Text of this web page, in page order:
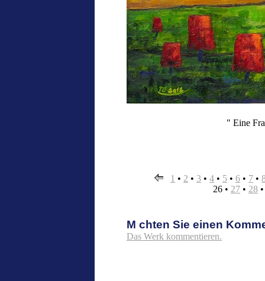
" Eine
1 • 2 • 3 • 4 • 5 • 6 • 7 •
26 • 27 • 28
M chten Sie einen
Das Werk kommentieren.